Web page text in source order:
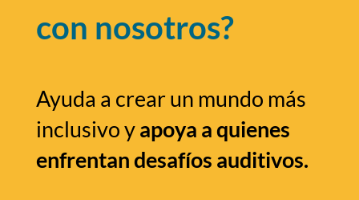
con nosotros?
Ayuda a crear un mundo más
inclusivo yapoya a quienes
enfrentan desafíos auditivos.